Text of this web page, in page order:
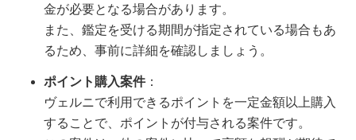
金が必要となる場合があります。
また、鑑定を受ける期間が指定されている場合もあ
るため、事前に詳細を確認しましょう。
ポイント購入案件：
ヴェルニで利用できるポイントを一定金額以上購入
することで、ポイントが付与される案件です。